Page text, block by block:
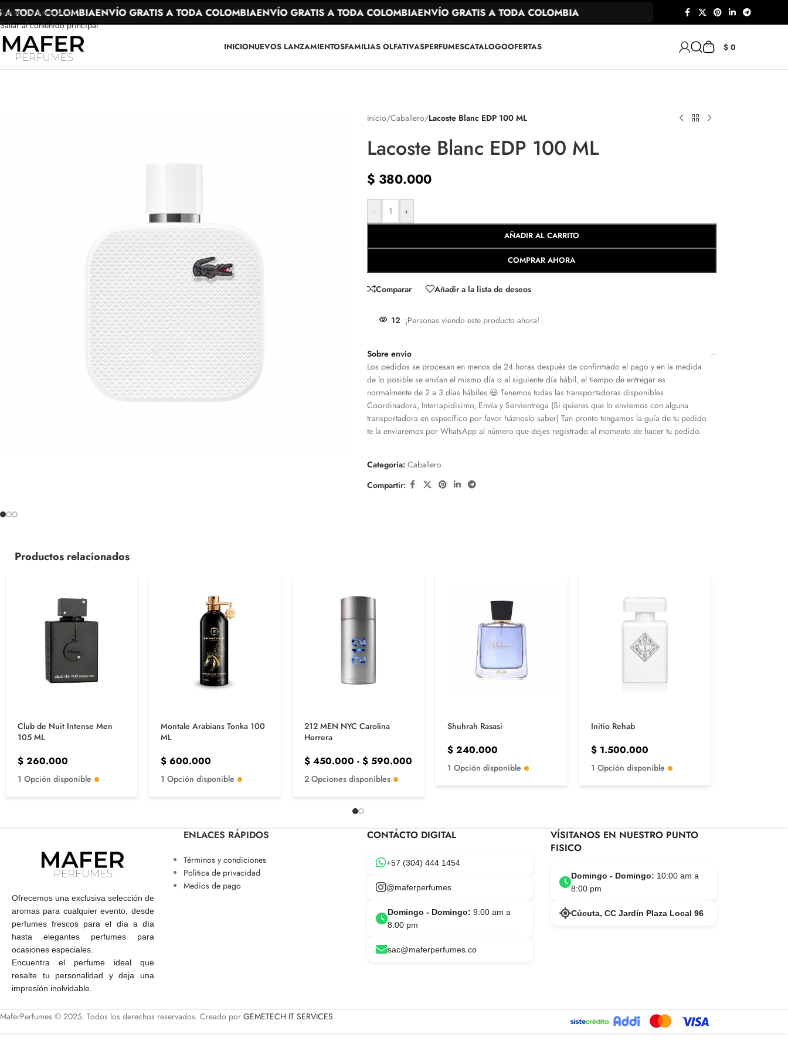
Saltar a la navegación
Saltar al contenido principal
COLOMBIAENVÍO GRATIS A TODA COLOMBIAENVÍO GRATIS A TODA COLOMBIAENVÍO GRATIS A TODA COLOMBIA
INICIONUEVOS LANZAMIENTOSFAMILIAS OLFATIVASPERFUMESCATALOGOOFERTAS $0
Inicio/Caballero/Lacoste Blanc EDP 100 ML
Lacoste Blanc EDP 100 ML
$380.000
- +
AÑADIR AL CARRITO
COMPRAR AHORA
Comparar Añadir a la lista de deseos
12 ¡Personas viendo este producto ahora!
Sobre envio
Los pedidos se procesan en menos de 24 horas después de confirmado el pago y en la medida
de lo posible se envían el mismo día o al siguiente día hábil, el tiempo de entregar es
normalmente de 2 a 3 días hábiles 😃 Tenemos todas las transportadoras disponibles
Coordinadora, Interrapidisimo, Envía y Servientrega (Si quieres que lo enviemos con alguna
transportadora en específico por favor háznoslo saber) Tan pronto tengamos la guía de tu pedido
te la enviaremos por WhatsApp al número que dejes registrado al momento de hacer tu pedido.
Categoría: Caballero
Compartir:
Productos relacionados
Club de Nuit Intense Men
105 ML
$ 260.000
1 Opción disponible
Montale Arabians Tonka 100
ML
$ 600.000
1 Opción disponible
212 MEN NYC Carolina
Herrera
$450.000 - $590.000
2 Opciones disponibles
Shuhrah Rasasi
$ 240.000
1 Opción disponible
Initio Rehab
$1.500.000
1 Opción disponible
Ofrecemos una exclusiva selección de
aromas para cualquier evento, desde
perfumes frescos para el día a día
hasta elegantes perfumes para
ocasiones especiales.
Encuentra el perfume ideal que
resalte tu personalidad y deja una
impresión inolvidable.
ENLACES RÁPIDOS
Términos y condiciones
Politica de privacidad
Medios de pago
CONTÁCTO DIGITAL
+57 (304) 444 1454
@maferperfumes
Domingo - Domingo: 9:00 am a
8:00 pm
sac@maferperfumes.co
VÍSITANOS EN NUESTRO PUNTO
FISICO
Domingo - Domingo: 10:00 am a
8:00 pm
Cúcuta, CC Jardín Plaza Local 96
MaferPerfumes © 2025. Todos los derechos reservados. Creado por GEMETECH IT SERVICES